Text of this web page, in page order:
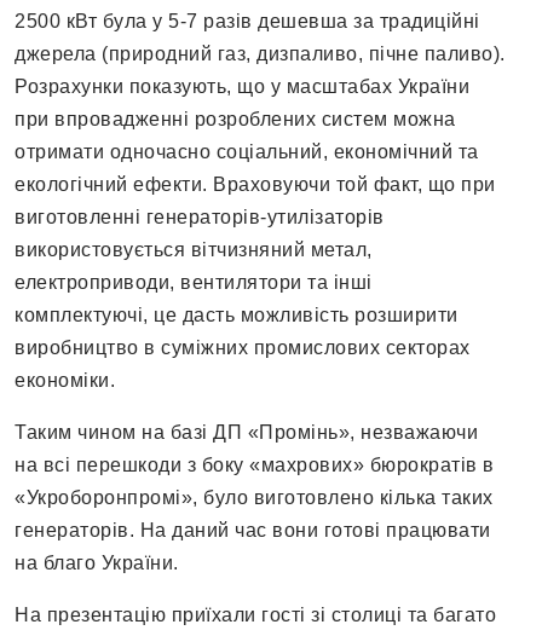
2500 кВт була у 5-7 разів дешевша за традиційні
джерела (природний газ, дизпаливо, пічне паливо).
Розрахунки показують, що у масштабах України
при впровадженні розроблених систем можна
отримати одночасно соціальний, економічний та
екологічний ефекти. Враховуючи той факт, що при
виготовленні генераторів-утилізаторів
використовується вітчизняний метал,
електроприводи, вентилятори та інші
комплектуючі, це дасть можливість розширити
виробництво в суміжних промислових секторах
економіки.
Таким чином на базі ДП «Промінь», незважаючи
на всі перешкоди з боку «махрових» бюрократів в
«Укроборонпромі», було виготовлено кілька таких
генераторів. На даний час вони готові працювати
на благо України.
На презентацію приїхали гості зі столиці та багато